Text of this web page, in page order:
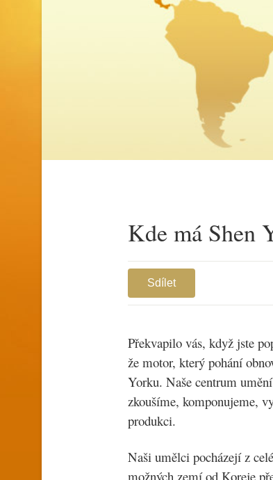
Kde má Shen
Sdílet
Překvapilo vás, když jste
že motor, který pohání
Yorku. Naše centrum
zkoušíme, komponujeme,
produkci.
Naši umělci pocházejí z
možných zemí od Koreje